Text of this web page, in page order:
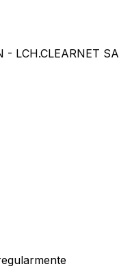
- LCH.CLEARNET SA